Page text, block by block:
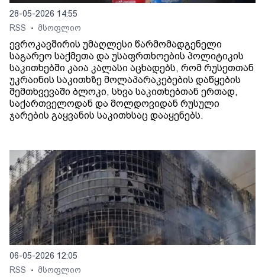
28-05-2026 14:55
RSS
• მსოფლიო
ევროკავშირის უმაღლესი წარმომადგენელი
საგარეო საქმეთა და უსაფრთხოების პოლიტიკის
საკითხებში კაია კალასი აცხადებს, რომ რუსეთთან
უკრაინის საკითხზე მოლაპარაკებების დაწყების
შემთხვევაში ბლოკი, სხვა საკითხებთან ერთად,
საქართველოდან და მოლდოვიდან რუსული
ჯარების გაყვანის საკითხსაც დააყენებს.
06-05-2026 12:05
RSS
• მსოფლიო